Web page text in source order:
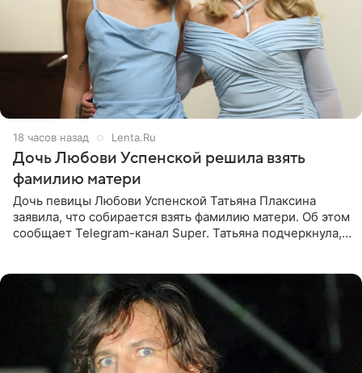
18 часов назад Lenta.Ru
Дочь Любови Успенской решила взять
фамилию матери
Дочь певицы Любови Успенской Татьяна Плаксина
заявила, что собирается взять фамилию матери. Об этом
сообщает Telegram-канал Super. Татьяна подчеркнула,